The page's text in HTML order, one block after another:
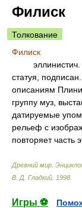
Филиск
Толкование
Филиск
эллинистич.
статуя,
описаниям
группу муз,
датируемые
рельеф с
повторяет часть
Древний мир.
В. Д. Гладкий 1998
Игры ⚽